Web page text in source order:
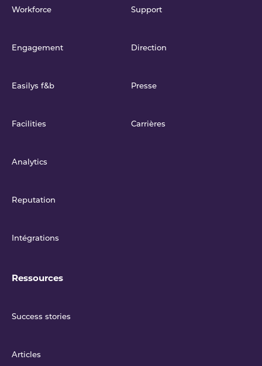
Workforce
Engagement
Easilys f&b
Facilities
Analytics
Reputation
Intégrations
Support
Direction
Presse
Carrières
Ressources
Success stories
Articles